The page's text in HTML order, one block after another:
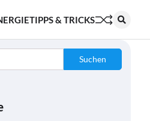
TIPPS & TRICKS
Suchen